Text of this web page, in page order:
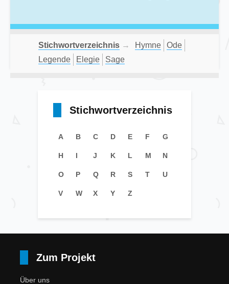
Stichwortverzeichnis → Hymne
Ode
Legende
Elegie Sage
Stichwortverzeichnis
A B C D E F G
H I J K L M N
O P Q R S T U
V W X Y Z
Zum Projekt
Über uns